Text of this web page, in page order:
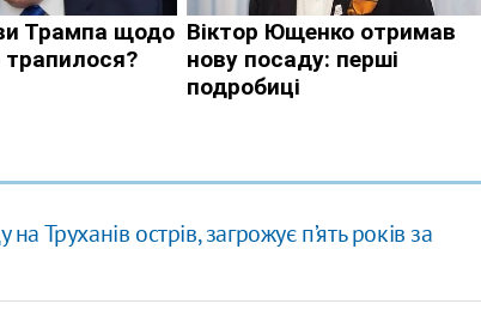
Труханів острів, загрожує п’ять років за